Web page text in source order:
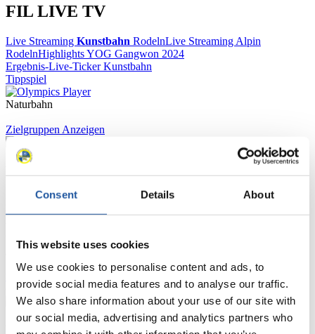
Consent Details About
This website uses cookies
We use cookies to personalise content and ads, to
provide social media features and to analyse our traffic.
We also share information about your use of our site with
our social media, advertising and analytics partners who
FIL LIVE TV
Live Streaming Kunstbahn RodelnLive Streaming Alpin
RodelnHighlights YOG Gangwon 2024
Ergebnis-Live-Ticker Kunstbahn
Tippspiel
Naturbahn
Zielgruppen Anzeigen
Für Presse- und Medienvertreter
Hier finden Sie Informationen für Presse- und Medienvertreter. Sie
haben Zugriff auf Athletenbiographien und Informationen zu
beantragen, die Grundregeln des Rennrodelsports einsehen und
allgemeine Neuigkeiten einholen.